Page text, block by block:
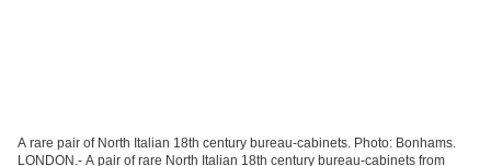
A rare pair of North Italian 18th century bureau-cabinets. Photo: Bonhams.
LONDON.- A pair of rare North Italian 18th century bureau-cabinets from